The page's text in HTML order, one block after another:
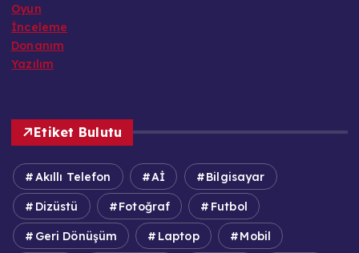
Oyun
İnceleme
Donanım
Yazılım
Etiket Bulutu
Akıllı Telefon Aİ Bilgisayar
Dizüstü Fotoğraf Futbol
Geri Dönüşüm Laptop Mobil